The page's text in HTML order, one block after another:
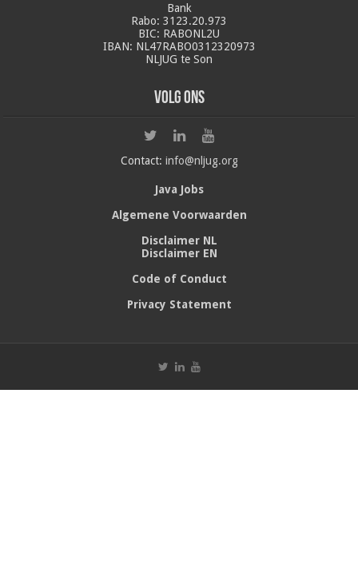
Bank
Rabo: 3123.20.973
BIC: RABONL2U
IBAN: NL47RABO0312320973
NLJUG te Son
Volg ons
Contact: info@nljug.org
Java Jobs
Algemene Voorwaarden
Disclaimer NL
Disclaimer EN
Code of Conduct
Privacy Statement